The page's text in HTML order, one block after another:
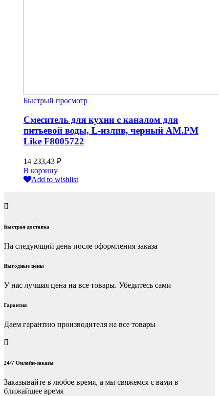
Быстрый просмотр
Смеситель для кухни с каналом для
питьевой воды, L-излив, черный AM.PM
Like F8005722
14 233,43 ₽
В корзину
Add to wishlist
Быстрая доставка
На следующий день после оформления заказа
Выгодные цены
У нас лучшая цена на все товары. Убедитесь сами
Гарантия
Даем гарантию производителя на все товары
24/7 Онлайн-заказы
Заказывайте в любое время, а мы свяжемся с вами в
ближайшее время